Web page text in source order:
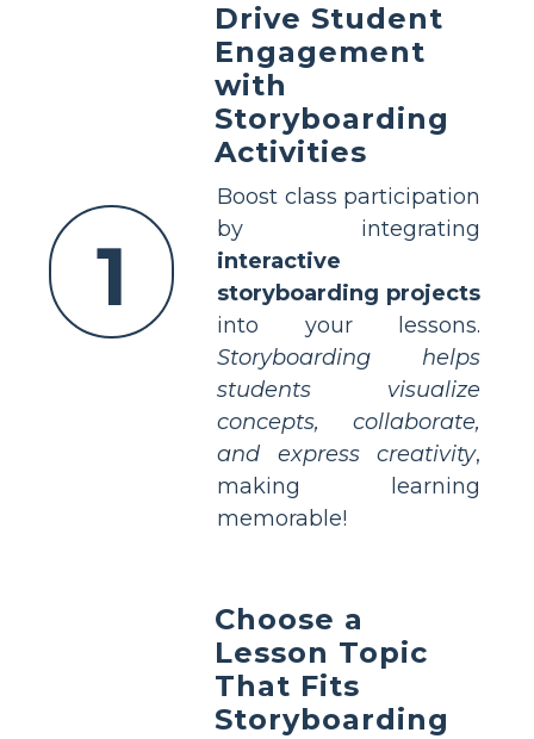
1
Drive Student
Engagement
with
Storyboarding
Activities
Boost class participation
by integrating
interactive
storyboarding projects
into your lessons.
Storyboarding helps
students visualize
concepts, collaborate,
and express creativity,
making learning
memorable!
Choose a
Lesson Topic
That Fits
Storyboarding